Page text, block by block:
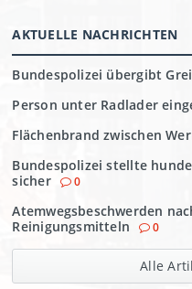
AKTUELLE NACHRICHTEN
Bundespolizei übergibt
Person unter Radlader
Flächenbrand zwischen
Bundespolizei stellte
sicher
0
Atemwegsbeschwerden
Reinigungsmitteln
0
Alle